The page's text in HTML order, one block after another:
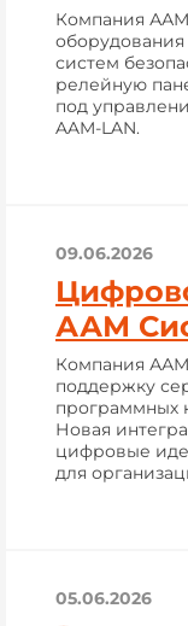
Компания
систем
релейную
под
AAM-LAN.
09.06.2026
ААМ
Компания ААМ
поддержку
программных
Новая
цифровые
для
05.06.2026